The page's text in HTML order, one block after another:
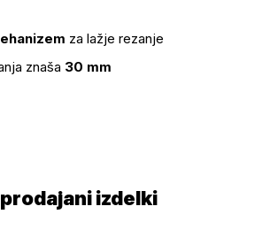
za lažje rezanje
znaša 30 mm
izdelki